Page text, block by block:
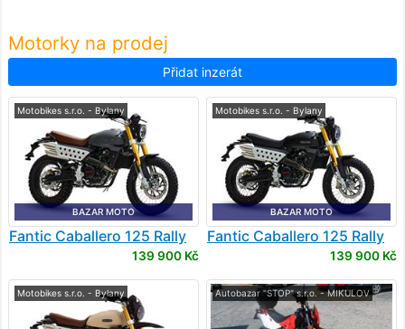
Motorky na prodej
Přidat inzerát
Motobikes s.r.o. - Bylany
BAZAR MOTO
Fantic Caballero 125 Rally
139 900 Kč
Motobikes s.r.o. - Bylany
BAZAR MOTO
Fantic Caballero 125 Rally
139 900 Kč
Motobikes s.r.o. - Bylany Autobazar "STOP" s.r.o. - MIKULOV